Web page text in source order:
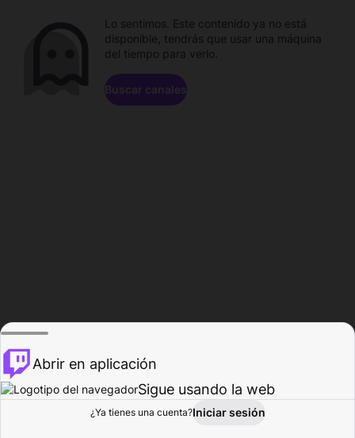
Explorar Actividad
Lo sentimos. Este contenido ya no está
disponible, tendrás que usar una máquina
del tiempo para verlo.
Buscar canales
Abrir en aplicación
Sigue usando la web
¿Ya tienes una cuenta?Iniciar sesión